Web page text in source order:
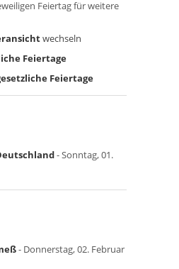
Feiertag für weitere
wechseln
Feiertage
Feiertage
- Sonntag, 01.
- Donnerstag, 02. Februar